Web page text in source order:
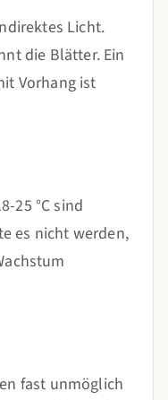
Licht.
die Blätter. Ein
Vorhang ist
25 °C sind
es nicht werden,
fast unmöglich